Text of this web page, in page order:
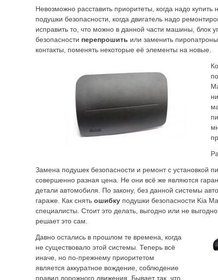
Невозможно расставить приоритеты, когда надо купить
подушки безопасности, когда двигатель надо
исправить то, что можно в данной части машины, блок
безопасности перепрошить или заменить
контакты, поменять некоторые её элементы на новые.
Замена подушек безопасности и ремонт с установкой
совершенно разная цена. Не они всё же являются
детали автомобиля. По закону, без данной системы
гараже. Как снять ошибку подушки безопасности Kia
специалисты. Стоит это делать, выгодно или не
решает это сам.
Давно остались в прошлом те времена, когда
не существовало этой системы. Теперь всё
иначе, но по-прежнему приоритетом
является аккуратное вождение, соблюдение
правил дорожного движения. Бывает так, что